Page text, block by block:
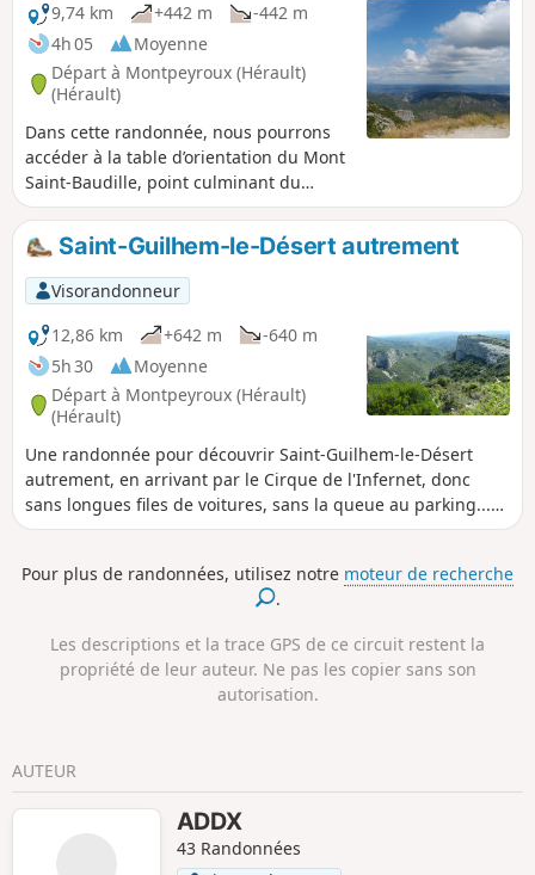
9,74 km
+442 m
-442 m
4h 05
Moyenne
Départ à Montpeyroux (Hérault)
(Hérault)
Dans cette randonnée, nous pourrons
accéder à la table d’orientation du Mont
Saint-Baudille, point culminant du
Larzac méridional (848m), et nous
aurons une vue imprenable sur l’un des
plus beaux panoramas du Languedoc
méditerranéen.
Saint-Guilhem-le-Désert autrement
Visorandonneur
12,86 km
+642 m
-640 m
5h 30
Moyenne
Départ à Montpeyroux (Hérault)
(Hérault)
Une randonnée pour découvrir Saint-Guilhem-le-Désert
autrement, en arrivant par le Cirque de l'Infernet, donc
sans longues files de voitures, sans la queue au parking...
Suite à un incendie survenu le 5 avril 2023 sur les hauteurs
reste praticable mais le PR® des Fenestrettes est impacté,
ainsi que la voie d'Arles (GR®653). Merci de vous informer
l’Hérault sur la praticabilité de l’itinéraire.
Pour plus de randonnées, utilisez notre moteur de recherche
.
Les descriptions et la trace GPS de ce circuit restent la
propriété de leur auteur. Ne pas les copier sans son
autorisation.
AUTEUR
ADDX
43 Randonnées